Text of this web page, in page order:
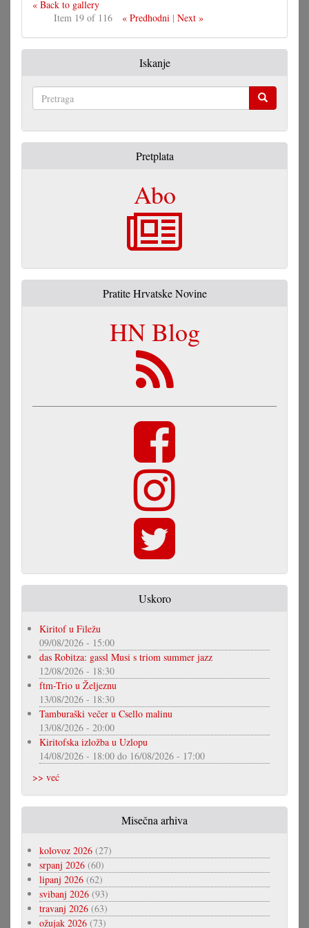
« Back to gallery
Item 19 of 116
« Predhodni| Next »
Iskanje
Pretplata
Abo
Pratite Hrvatske Novine
HN Blog
Uskoro
Kiritof u Filežu
09/08/2026 - 15:00
das Robitza: gassl Musi s triom summer jazz
12/08/2026 - 18:30
ftm-Trio u Željeznu
13/08/2026 - 18:30
Tamburaški večer u Csello malinu
13/08/2026 - 20:00
Kiritofska izložba u Uzlopu
14/08/2026 - 18:00 do 16/08/2026 - 17:00
>> već
Misečna arhiva
kolovoz 2026 (27)
srpanj 2026 (60)
lipanj 2026 (62)
svibanj 2026 (93)
travanj 2026 (63)
ožujak 2026 (73)